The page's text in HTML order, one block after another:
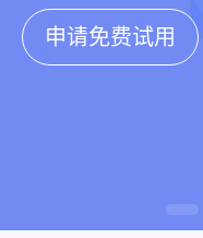
申请免费试用
申请免费试用
申请免费试用
申请免费试用